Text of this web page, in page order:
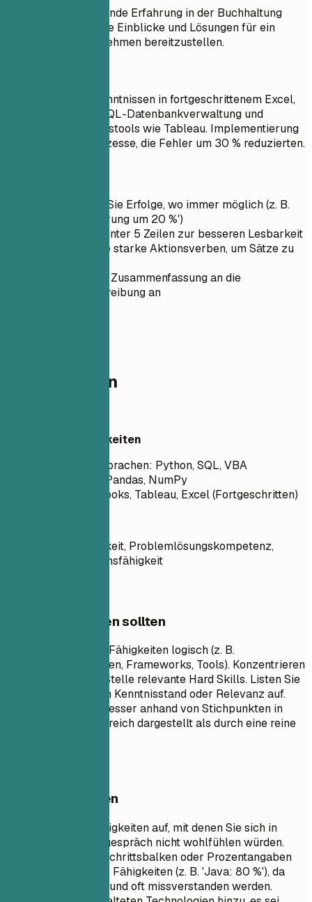
Ziel: Meine umfassende Erfahrung in der Buchhaltung
nutzen, um wertvolle Einblicke und Lösungen für ein
wachsendes Unternehmen bereitzustellen.
Buchhalterin mit Kenntnissen in fortgeschrittenem Excel,
Python-Skripting, SQL-Datenbankverwaltung und
Finanzmodellierungstools wie Tableau. Implementierung
automatisierter Prozesse, die Fehler um 30 % reduzierten.
Quantifizieren Sie Erfolge, wo immer möglich (z. B.
'Umsatzsteigerung um 20 %')
Halten Sie es unter 5 Zeilen zur besseren Lesbarkeit
Verwenden Sie starke Aktionsverben, um Sätze zu
Passen Sie die Zusammenfassung an die
Stellenausschreibung an
Kompetenzen
Technische Fähigkeiten
Programmiersprachen: Python, SQL, VBA
Frameworks: Pandas, NumPy
Tools: QuickBooks, Tableau, Excel (Fortgeschritten)
Detailgenauigkeit, Problemlösungskompetenz,
Kommunikationsfähigkeit
Worauf Sie achten sollten
Gruppieren Sie Ihre Fähigkeiten logisch (z. B.
Programmiersprachen, Frameworks, Tools). Konzentrieren
Sie sich auf für die Stelle relevante Hard Skills. Listen Sie
die Fähigkeiten nach Kenntnisstand oder Relevanz auf.
Soft Skills werden besser anhand von Stichpunkten in
Ihrem Erfahrungsbereich dargestellt als durch eine reine
Besser vermeiden
Listen Sie keine Fähigkeiten auf, mit denen Sie sich in
einem Vorstellungsgespräch nicht wohlfühlen würden.
Vermeiden Sie Fortschrittsbalken oder Prozentangaben
zur Bewertung Ihrer Fähigkeiten (z. B. 'Java: 80 %'), da
diese subjektiv sind und oft missverstanden werden.